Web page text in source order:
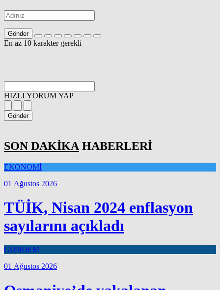
Gönder
En az 10 karakter gerekli
HIZLI YORUM YAP
Gönder
SON DAKİKA HABERLERİ
EKONOMİ
01 Ağustos 2026
TÜİK, Nisan 2024 enflasyon
sayılarını açıkladı
GÜNDEM
01 Ağustos 2026